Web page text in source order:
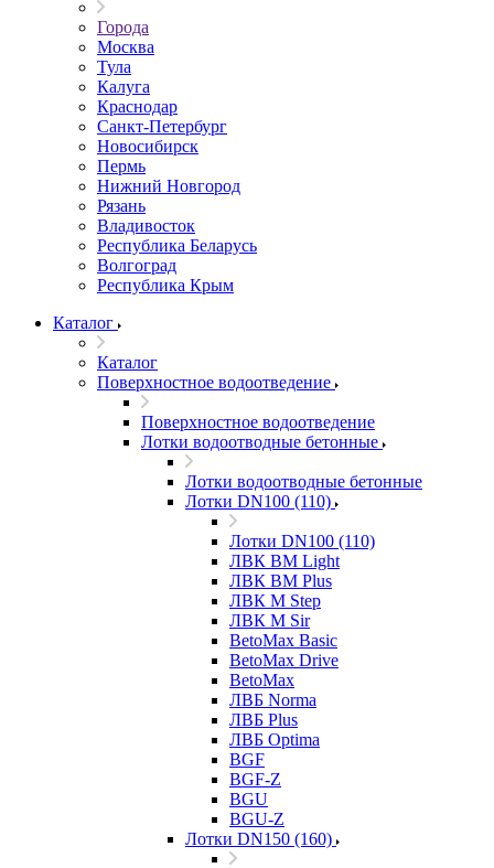
Города
Москва
Тула
Калуга
Краснодар
Санкт-Петербург
Новосибирск
Пермь
Нижний Новгород
Рязань
Владивосток
Республика Беларусь
Волгоград
Республика Крым
Каталог
Каталог
Поверхностное водоотведение
Поверхностное водоотведение
Лотки водоотводные бетонные
Лотки водоотводные бетонные
Лотки DN100 (110)
Лотки DN100 (110)
ЛВК ВМ Light
ЛВК ВМ Plus
ЛВК М Step
ЛВК М Sir
BetoMax Basic
BetoMax Drive
BetoMax
ЛВБ Norma
ЛВБ Plus
ЛВБ Optima
BGF
BGF-Z
BGU
BGU-Z
Лотки DN150 (160)